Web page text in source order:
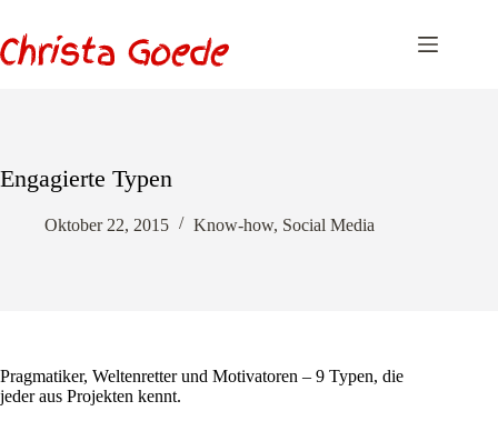
springen
Engagierte Typen
Oktober 22, 2015 Know-how, Social Media
Pragmatiker, Weltenretter und Motivatoren – 9 Typen, die
jeder aus Projekten kennt.